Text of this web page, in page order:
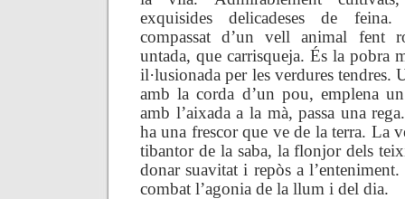
exquisides delicadeses de
compassat d’un vell animal fent
untada, que carrisqueja. És la pobra
il·lusionada per les verdures tendres.
amb la corda d’un pou, emplena
amb l’aixada a la mà, passa una
ha una frescor que ve de la terra. La
tibantor de la saba, la flonjor dels
donar suavitat i repòs a
combat l’agonia de la llum i del dia.